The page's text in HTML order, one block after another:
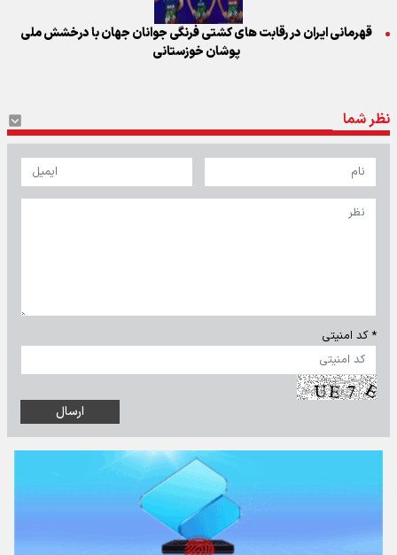
قهرمانی ایران در رقابت های کشتی فرنگی جوانان جهان با درخشش ملی
پوشان خوزستانی
نظر شما
* کد امنیتی